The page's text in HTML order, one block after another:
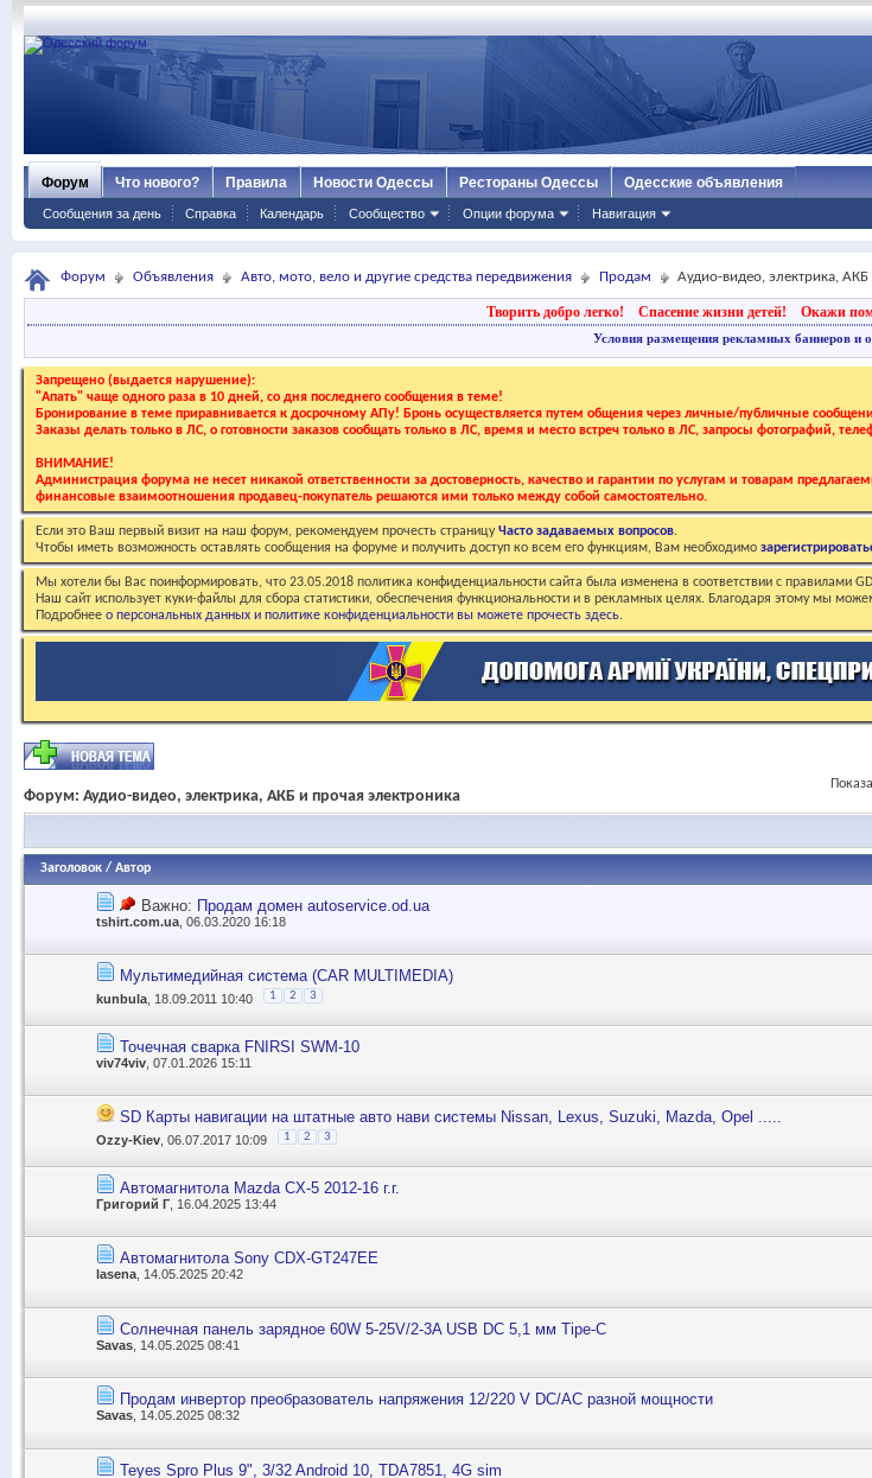
Форум
Сообщения за день Справка Календарь Сообщество Опции форума Навигация
Что нового? Правила Новости Одессы Рестораны Одессы Одесские объявления
Форум Объявления Авто, мото, вело и другие средства передвижения Продам Аудио-видео, электрика,
Творить добро легко! Спасение жизни детей! Окажи
Условия размещения рекламных баннеров и
Запрещено (выдается нарушение):
"Апать" чаще одного раза в 10 дней, со дня последнего сообщения в теме!
Бронирование в теме приравнивается к досрочному АПу! Бронь осуществляется путем общения через личные/публичные
Заказы делать только в ЛС, о готовности заказов сообщать только в ЛС, время и место встреч только в ЛС, запросы фотографий,
ВНИМАНИЕ!
Администрация форума не несет никакой ответственности за достоверность, качество и гарантии по услугам и товарам
финансовые взаимоотношения продавец-покупатель решаются ими только между собой самостоятельно.
Если это Ваш первый визит на наш форум, рекомендуем прочесть страницуЧасто задаваемых вопросов.
Чтобы иметь возможность оставлять сообщения на форуме и получить доступ ко всем его функциям, Вам необходимо
Мы хотели бы Вас поинформировать, что 23.05.2018 политика конфиденциальности сайта была изменена в соответствии с правилами
Наш сайт использует куки-файлы для сбора статистики, обеспечения функциональности и в рекламных целях. Благодаря этому мы
Подробнее о персональных данных и политике конфиденциальности вы можете прочесть здесь.
Форум: Аудио-видео, электрика, АКБ и прочая электроника
Заголовок / Автор
Важно: Продам домен autoservice.od.ua
tshirt.com.ua , 06.03.2020 16:18
Мультимедийная система (CAR MULTIMEDIA)
kunbula , 18.09.2011 10:40 1 2 3
Точечная сварка FNIRSI SWM-10
viv74viv , 07.01.2026 15:11
SD Карты навигации на штатные авто нави системы Nissan, Lexus, Suzuki, Mazda, Opel .....
Ozzy-Kiev , 06.07.2017 10:09 1 2 3
Автомагнитола Mazda CX-5 2012-16 г.г.
Григорий Г , 16.04.2025 13:44
Автомагнитола Sony CDX-GT247EE
lasena , 14.05.2025 20:42
Солнечная панель зарядное 60W 5-25V/2-3A USB DC 5,1 мм Tipe-C
Savas , 14.05.2025 08:41
Продам инвертор преобразователь напряжения 12/220 V DC/AC разной мощности
Savas , 14.05.2025 08:32
Teyes Spro Plus 9", 3/32 Android 10, TDA7851, 4G sim